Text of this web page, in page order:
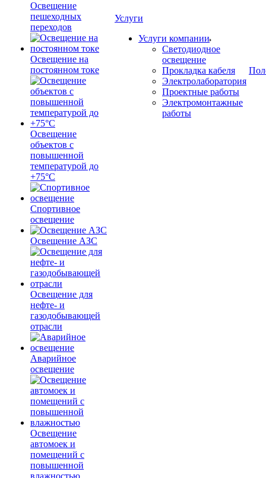
Освещение
пешеходных
переходов
Освещение на
постоянном токе
Освещение
объектов с
повышенной
температурой до
+75°C
Спортивное
освещение
Освещение АЗС
Освещение для
нефте- и
газодобывающей
отрасли
Аварийное
освещение
Освещение
автомоек и
помещений с
повышенной
влажностью
Услуги
Услуги компании
Светодиодное
освещение
Прокладка кабеля
Электролаборатория
Проектные работы
Электромонтажные
работы